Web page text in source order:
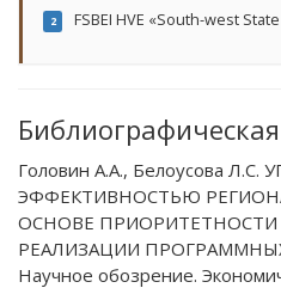
2 FSBEI HVE «South-west
Головин А.А., Белоусова Л.С.
ЭФФЕКТИВНОСТЬЮ
ОСНОВЕ
РЕАЛИЗАЦИИ
Научное обозрение.